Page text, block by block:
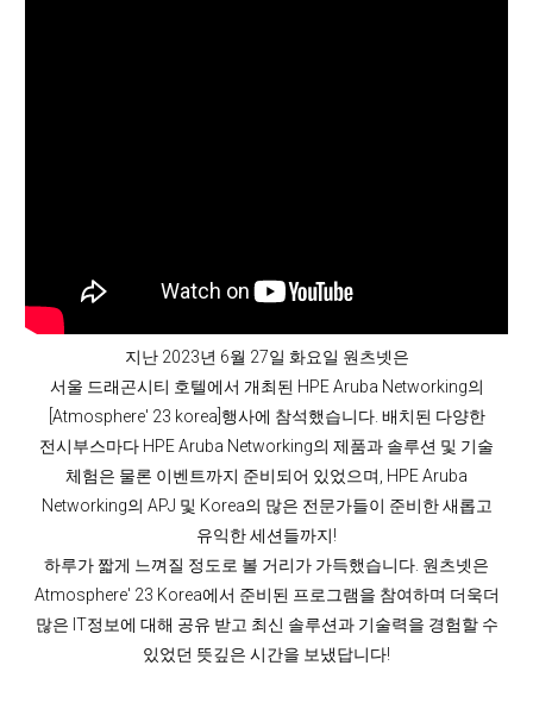
지난 2023년 6월 27일 화요일 원츠넷은
서울 드래곤시티 호텔에서 개최된 HPE Aruba Networking의
[Atmosphere' 23 korea]행사에 참석했습니다. 배치된 다양한
전시부스마다 HPE Aruba Networking의 제품과 솔루션 및 기술
체험은 물론 이벤트까지 준비되어 있었으며, HPE Aruba
Networking의 APJ 및 Korea의 많은 전문가들이 준비한 새롭고
유익한 세션들까지!
하루가 짧게 느껴질 정도로 볼 거리가 가득했습니다. 원츠넷은
Atmosphere' 23 Korea에서 준비된 프로그램을 참여하며 더욱더
많은 IT정보에 대해 공유 받고 최신 솔루션과 기술력을 경험할 수
있었던 뜻깊은 시간을 보냈답니다!